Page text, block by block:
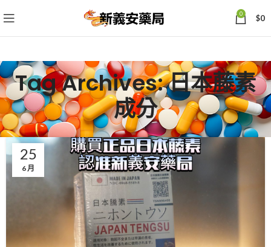
0 $0
Tag Archives: 日本藤素
成分
25
6 月